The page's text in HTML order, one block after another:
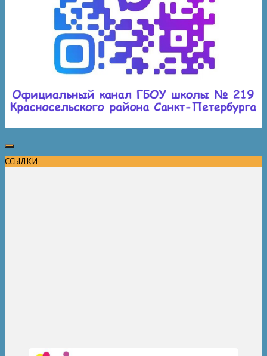
ССЫЛКИ: